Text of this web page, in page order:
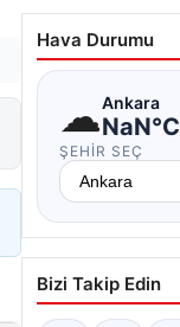
Hava Durumu
☁Ankara
NaN°C
ŞEHIR SEÇ
Bizi Takip Edin